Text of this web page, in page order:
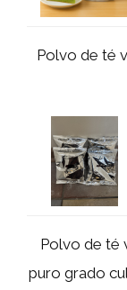
Polvo de té
Polvo de té
puro grado